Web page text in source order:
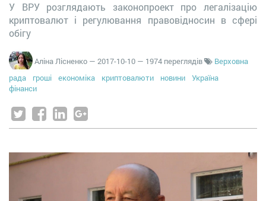
У ВРУ розглядають законопроект про легалізацію
криптовалют і регулювання правовідносин в сфері
обігу
Аліна Лісненко — 2017-10-10 — 1974 переглядів
Верховна
рада
гроші економіка криптовалюти новини
Україна
фінанси